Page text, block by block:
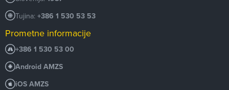
Tujina: +386 1 530 53 53
Prometne informacije
+386 1 530 53 00
Android AMZS
iOS AMZS